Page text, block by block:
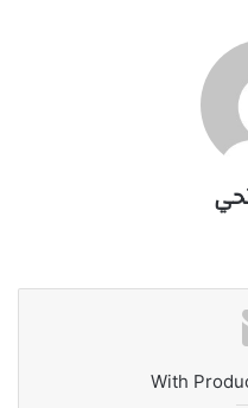
With